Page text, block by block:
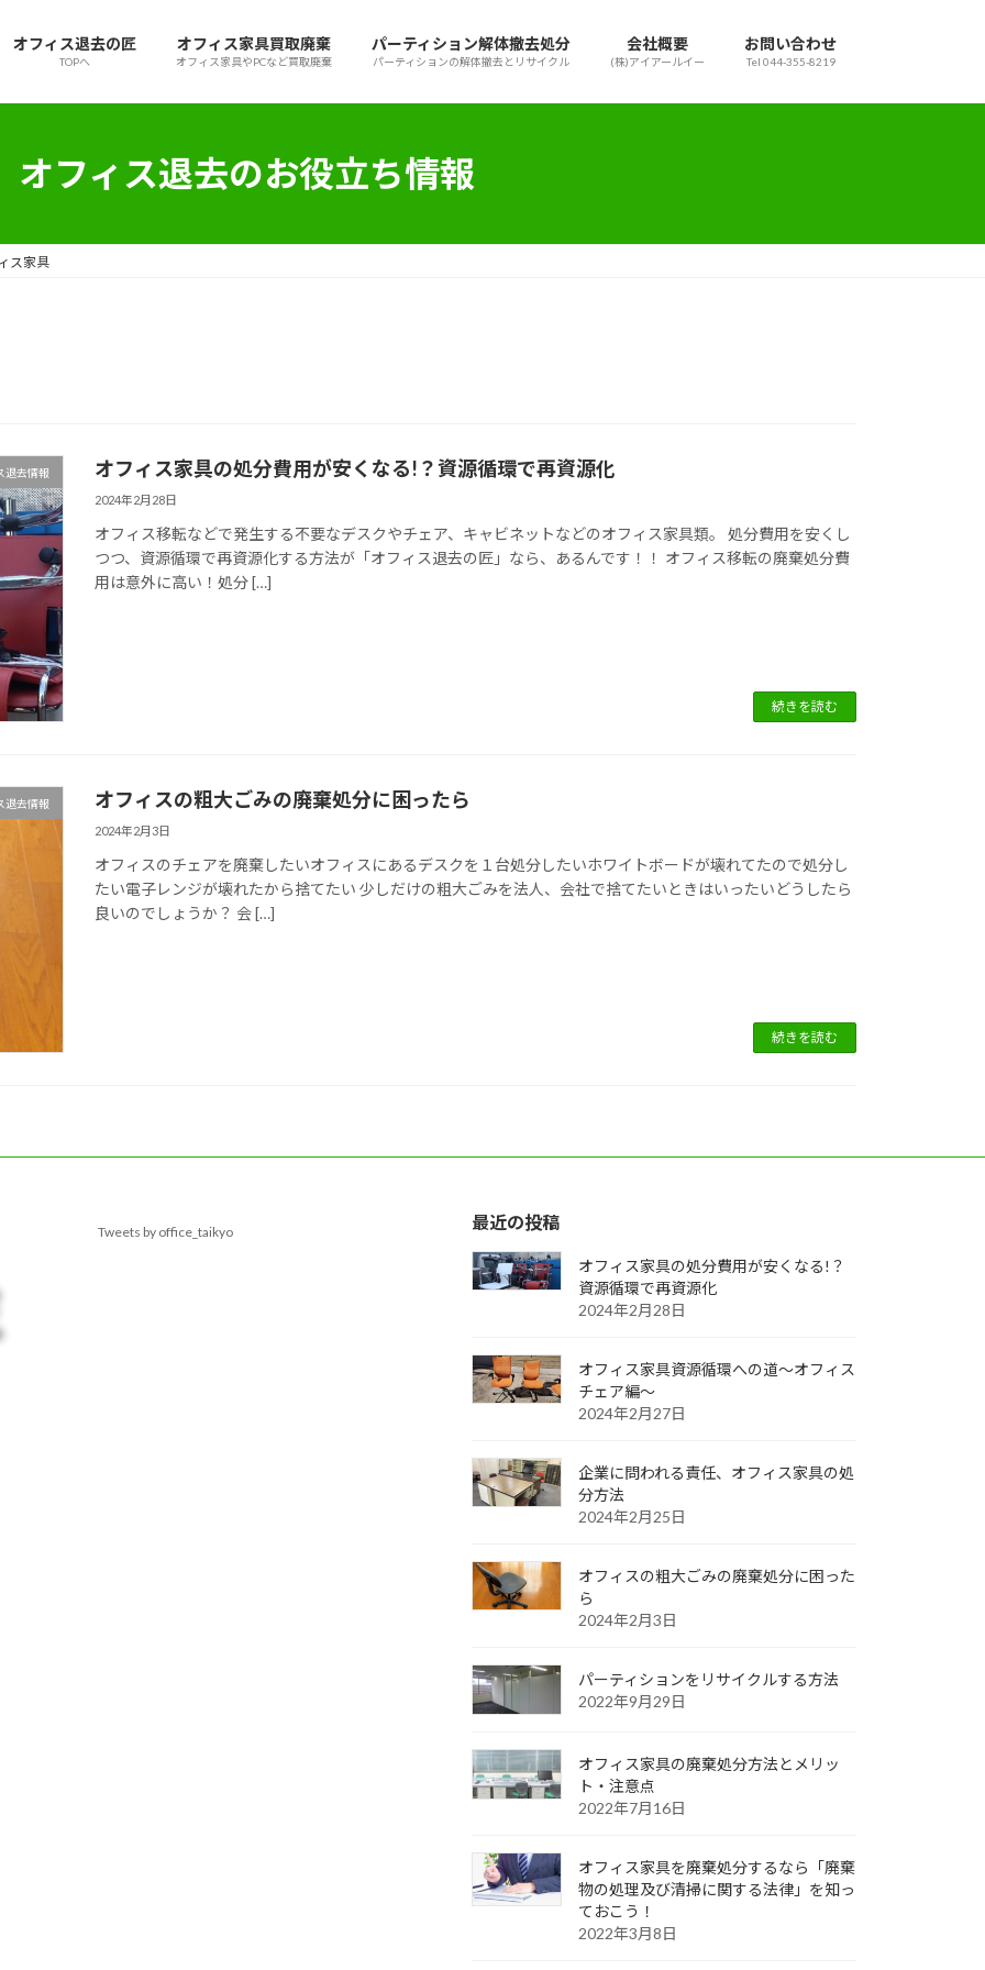
オフィス退去の匠
TOPへ
オフィス家具買取廃棄
オフィス家具やPCなど買取廃棄
パーティション解体撤去処分
パーティションの解体撤去とリサイクル
会社概要
(株)アイアールイー
お問い合わせ
Tel 044-355-8219
オフィス退去のお役立ち情報
ス家具
退去情報 オフィス家具の処分費用が安くなる!？資源循環で再資源化
2024年2月28日
オフィス移転などで発生する不要なデスクやチェア、キャビネットなどのオフィス家具類。 処分費用を安くし
つつ、資源循環で再資源化する方法が「オフィス退去の匠」なら、あるんです！！ オフィス移転の廃棄処分費
用は意外に高い！処分 […]
続きを読む
退去情報 オフィスの粗大ごみの廃棄処分に困ったら
2024年2月3日
オフィスのチェアを廃棄したいオフィスにあるデスクを１台処分したいホワイトボードが壊れてたので処分し
たい電子レンジが壊れたから捨てたい 少しだけの粗大ごみを法人、会社で捨てたいときはいったいどうしたら
良いのでしょうか？ 会 […]
続きを読む
Tweets by office_taikyo 最近の投稿
オフィス家具の処分費用が安くなる!？
資源循環で再資源化
2024年2月28日
オフィス家具資源循環への道～オフィス
チェア編～
2024年2月27日
企業に問われる責任、オフィス家具の処
分方法
2024年2月25日
オフィスの粗大ごみの廃棄処分に困った
ら
2024年2月3日
パーティションをリサイクルする方法
2022年9月29日
オフィス家具の廃棄処分方法とメリッ
ト・注意点
2022年7月16日
オフィス家具を廃棄処分するなら「廃棄
物の処理及び清掃に関する法律」を知っ
ておこう！
2022年3月8日